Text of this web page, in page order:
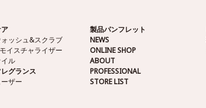
ッシュ&スクラブ
イスチャライザー
ル
グランス
ザー
製品パンフレット
NEWS
ONLINE SHOP
ABOUT
PROFESSIONAL
STORE LIST